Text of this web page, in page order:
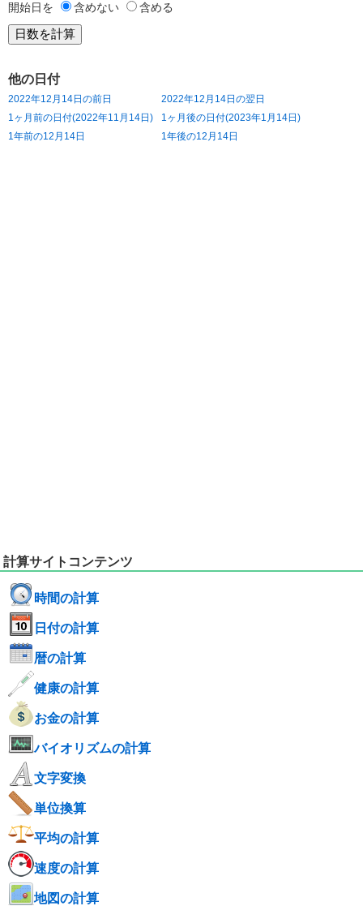
開始日を 含めない 含める
他の日付
2022年12月14日の前日
2022年12月14日の翌日
1ヶ月前の日付(2022年11月14日)
1ヶ月後の日付(2023年1月14日)
1年前の12月14日
1年後の12月14日
計算サイトコンテンツ
時間の計算
日付の計算
暦の計算
健康の計算
お金の計算
バイオリズムの計算
文字変換
単位換算
平均の計算
速度の計算
地図の計算